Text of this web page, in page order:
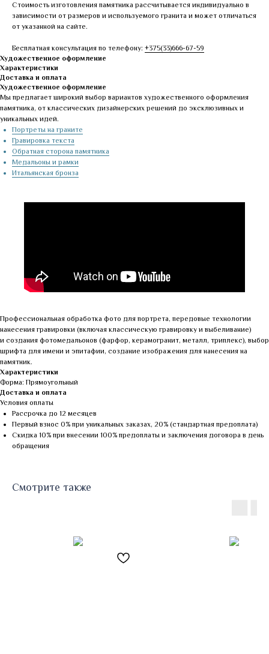
Стоимость изготовления памятника рассчитывается индивидуально в
зависимости от размеров и используемого гранита и может отличаться
от указанной на сайте.
Бесплатная консультация по телефону: +375(33)666-67-59
Художественное оформление
Характеристики
Доставка и оплата
Художественное оформление
Мы предлагает широкий выбор вариантов художественного оформления
памятника, от классических дизайнерских решений до эксклюзивных и
уникальных идей.
Портреты на граните
Гравировка текста
Обратная сторона памятника
Медальоны и рамки
Итальянская бронза
Профессиональная обработка фото для портрета, передовые технологии
нанесения гравировки (включая классическую гравировку и выбеливание)
и создания фотомедальонов (фарфор, керамогранит, металл, триплекс), выбор
шрифта для имени и эпитафии, создание изображения для нанесения на
памятник.
Характеристики
Форма: Прямоугольный
Доставка и оплата
Условия оплаты
Рассрочка до 12 месяцев
Первый взнос 0% при уникальных заказах, 20% (стандартная предоплата)
Скидка 10% при внесении 100% предоплаты и заключения договора в день
обращения
Смотрите также